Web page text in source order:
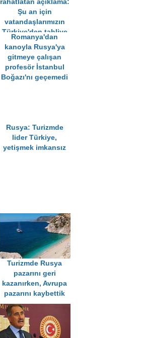
rahatlatan açıklama:
Şu an için
vatandaşlarımızın
Türkiye'den tahliye
edilmesi gerekli
görülmüyor
Romanya'dan
kanoyla Rusya'ya
gitmeye çalışan
profesör İstanbul
Boğazı'nı geçemedi
Rusya: Turizmde
lider Türkiye,
yetişmek imkansız
Turizmde Rusya
pazarını geri
kazanırken, Avrupa
pazarını kaybettik